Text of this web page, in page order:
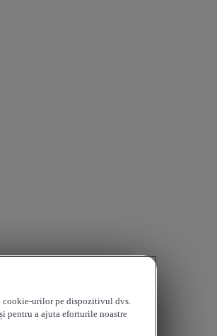
cookie-urilor pe dispozitivul dvs.
pentru a ajuta eforturile noastre